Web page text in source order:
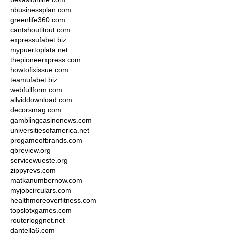
nbusinessplan.com
greenlife360.com
cantshoutitout.com
expressufabet.biz
mypuertoplata.net
thepioneerxpress.com
howtofixissue.com
teamufabet.biz
webfullform.com
allviddownload.com
decorsmag.com
gamblingcasinonews.com
universitiesofamerica.net
progameofbrands.com
qbreview.org
servicewueste.org
zippyrevs.com
matkanumbernow.com
myjobcirculars.com
healthmoreoverfitness.com
topslotxgames.com
routerloggnet.net
dantella6.com